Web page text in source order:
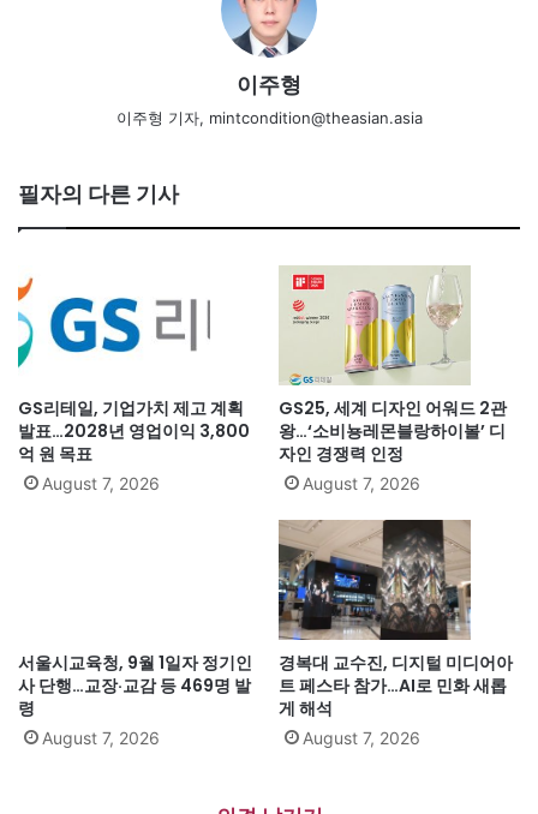
이주형
이주형 기자, mintcondition@theasian.asia
필자의 다른 기사
GS리테일, 기업가치 제고 계획
발표…2028년 영업이익 3,800
억 원 목표
August 7, 2026
GS25, 세계 디자인 어워드 2관
왕…‘소비뇽레몬블랑하이볼’ 디
자인 경쟁력 인정
August 7, 2026
서울시교육청, 9월 1일자 정기인
사 단행…교장·교감 등 469명 발
령
August 7, 2026
경복대 교수진, 디지털 미디어아
트 페스타 참가…AI로 민화 새롭
게 해석
August 7, 2026